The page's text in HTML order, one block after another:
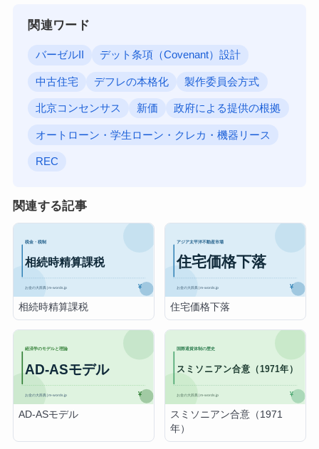
関連ワード
バーゼルII デット条項（Covenant）設計
中古住宅 デフレの本格化 製作委員会方式
北京コンセンサス 新価 政府による提供の根拠
オートローン・学生ローン・クレカ・機器リース
REC
関連する記事
相続時精算課税 住宅価格下落
AD-ASモデル
スミソニアン合意（1971
年）